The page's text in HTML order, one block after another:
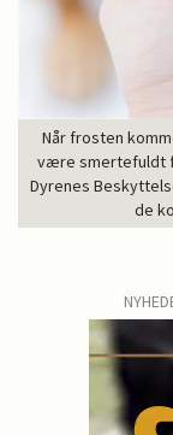
Når frosten
være smertefuldt
Dyrenes
de